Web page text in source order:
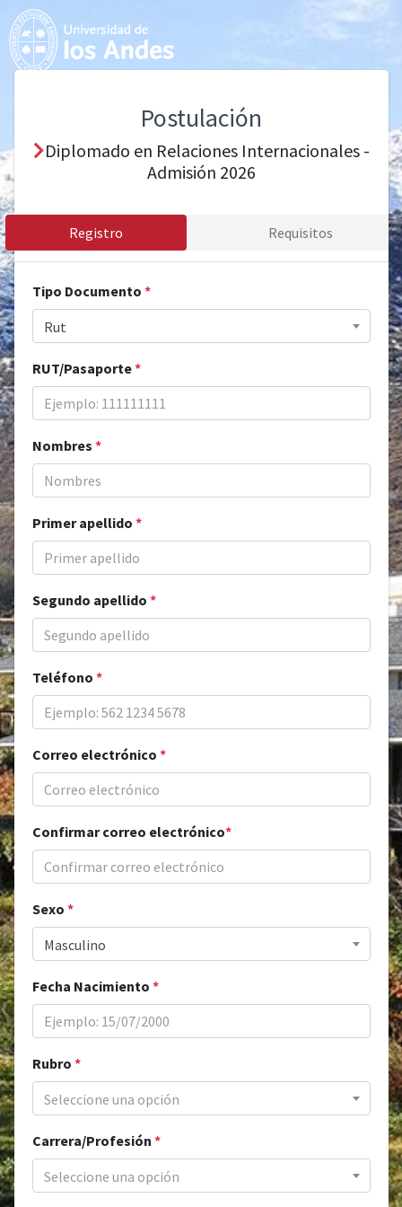
Postulación
Diplomado en Relaciones Internacionales -
Admisión 2026
Registro Requisitos
Tipo Documento *
Rut
RUT/Pasaporte*
Nombres *
Primer apellido *
Segundo apellido *
Teléfono *
Correo electrónico *
Confirmar correo electrónico*
Sexo *
Masculino
Fecha Nacimiento *
Rubro *
Seleccione una opción
Carrera/Profesión *
Seleccione una opción